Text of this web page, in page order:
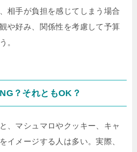
相手が負担を感じてしまう場合
や好み、関係性を考慮して予算
。
？それともOK？
、マシュマロやクッキー、キャ
イメージする人は多い。実際、